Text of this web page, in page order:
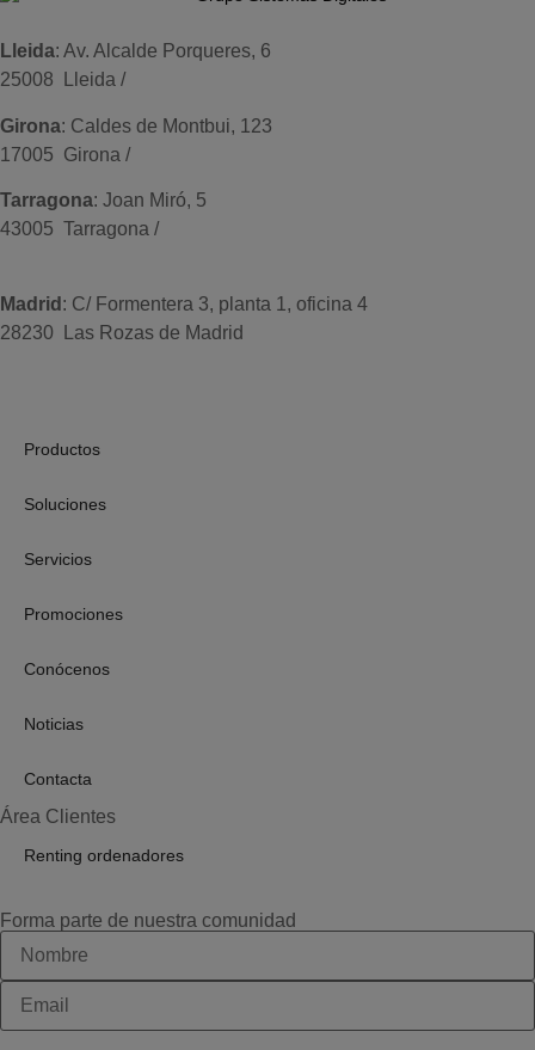
Lleida: Av. Alcalde Porqueres, 6
25008 Lleida /
Girona: Caldes de Montbui, 123
17005 Girona /
Tarragona: Joan Miró, 5
43005 Tarragona /
Madrid : C/ Formentera 3, planta 1, oficina 4
28230 Las Rozas de Madrid
Productos
Soluciones
Servicios
Promociones
Conócenos
Noticias
Contacta
Área Clientes
Renting ordenadores
Forma parte de nuestra comunidad